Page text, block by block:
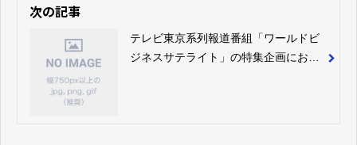
次の記事
テレビ東京系列報道番組「ワールドビ
ジネスサテライト」の特集企画におい